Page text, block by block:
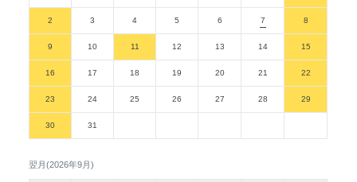
2 3 4 5 6 7 8
9 10 11 12 13 14 15
16 17 18 19 20 21 22
23 24 25 26 27 28 29
30 31
翌月(2026年9月)